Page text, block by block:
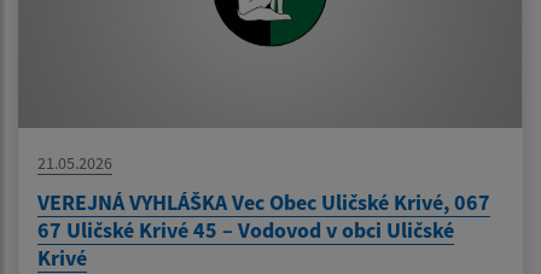
21.05.2026
VEREJNÁ VYHLÁŠKA Vec Obec Uličské Krivé, 067
67 Uličské Krivé 45 – Vodovod v obci Uličské
Krivé